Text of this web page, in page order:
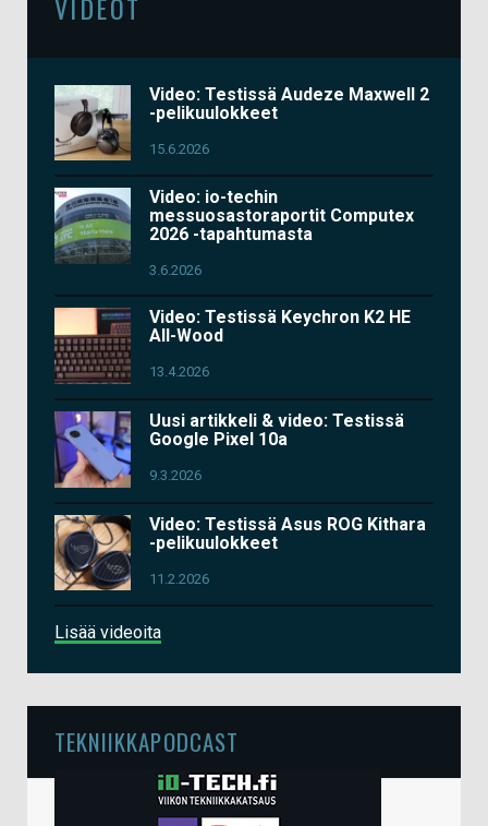
Video: Testissä Audeze Maxwell 2
-pelikuulokkeet
15.6.2026
Video: io-techin
messuosastoraportit Computex
2026 -tapahtumasta
3.6.2026
Video: Testissä Keychron K2 HE
All-Wood
13.4.2026
Uusi artikkeli & video: Testissä
Google Pixel 10a
9.3.2026
Video: Testissä Asus ROG Kithara
-pelikuulokkeet
11.2.2026
Lisää videoita
TEKNIIKKAPODCAST